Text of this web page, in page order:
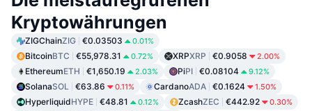
Kryptowährungen
ZIGChainZIG €0.03503 0.01%
BitcoinBTC €55,978.31 0.72% XRPXRP €0.9058 2.00%
EthereumETH €1,650.19 2.03% PiPI €0.08104 9.12%
SolanaSOL €63.86 0.11% CardanoADA €0.1624 1.50%
HyperliquidHYPE €48.81 0.12% ZcashZEC €442.92 0.30%